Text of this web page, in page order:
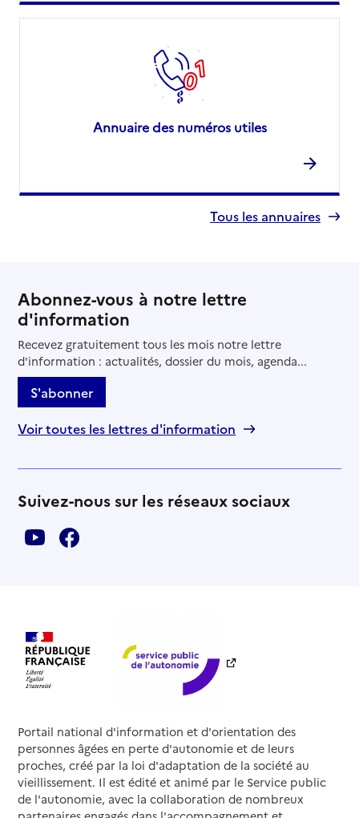
Annuaire des numéros utiles
Tous les annuaires
Abonnez-vous à notre lettre
d'information
Recevez gratuitement tous les mois notre lettre
d'information : actualités, dossier du mois, agenda...
S'abonner
Voir toutes les lettres d'information
Suivez-nous sur les réseaux sociaux
Portail national d'information et d'orientation des
personnes âgées en perte d'autonomie et de leurs
proches, créé par la loi d'adaptation de la société au
vieillissement. Il est édité et animé par le Service public
de l'autonomie, avec la collaboration de nombreux